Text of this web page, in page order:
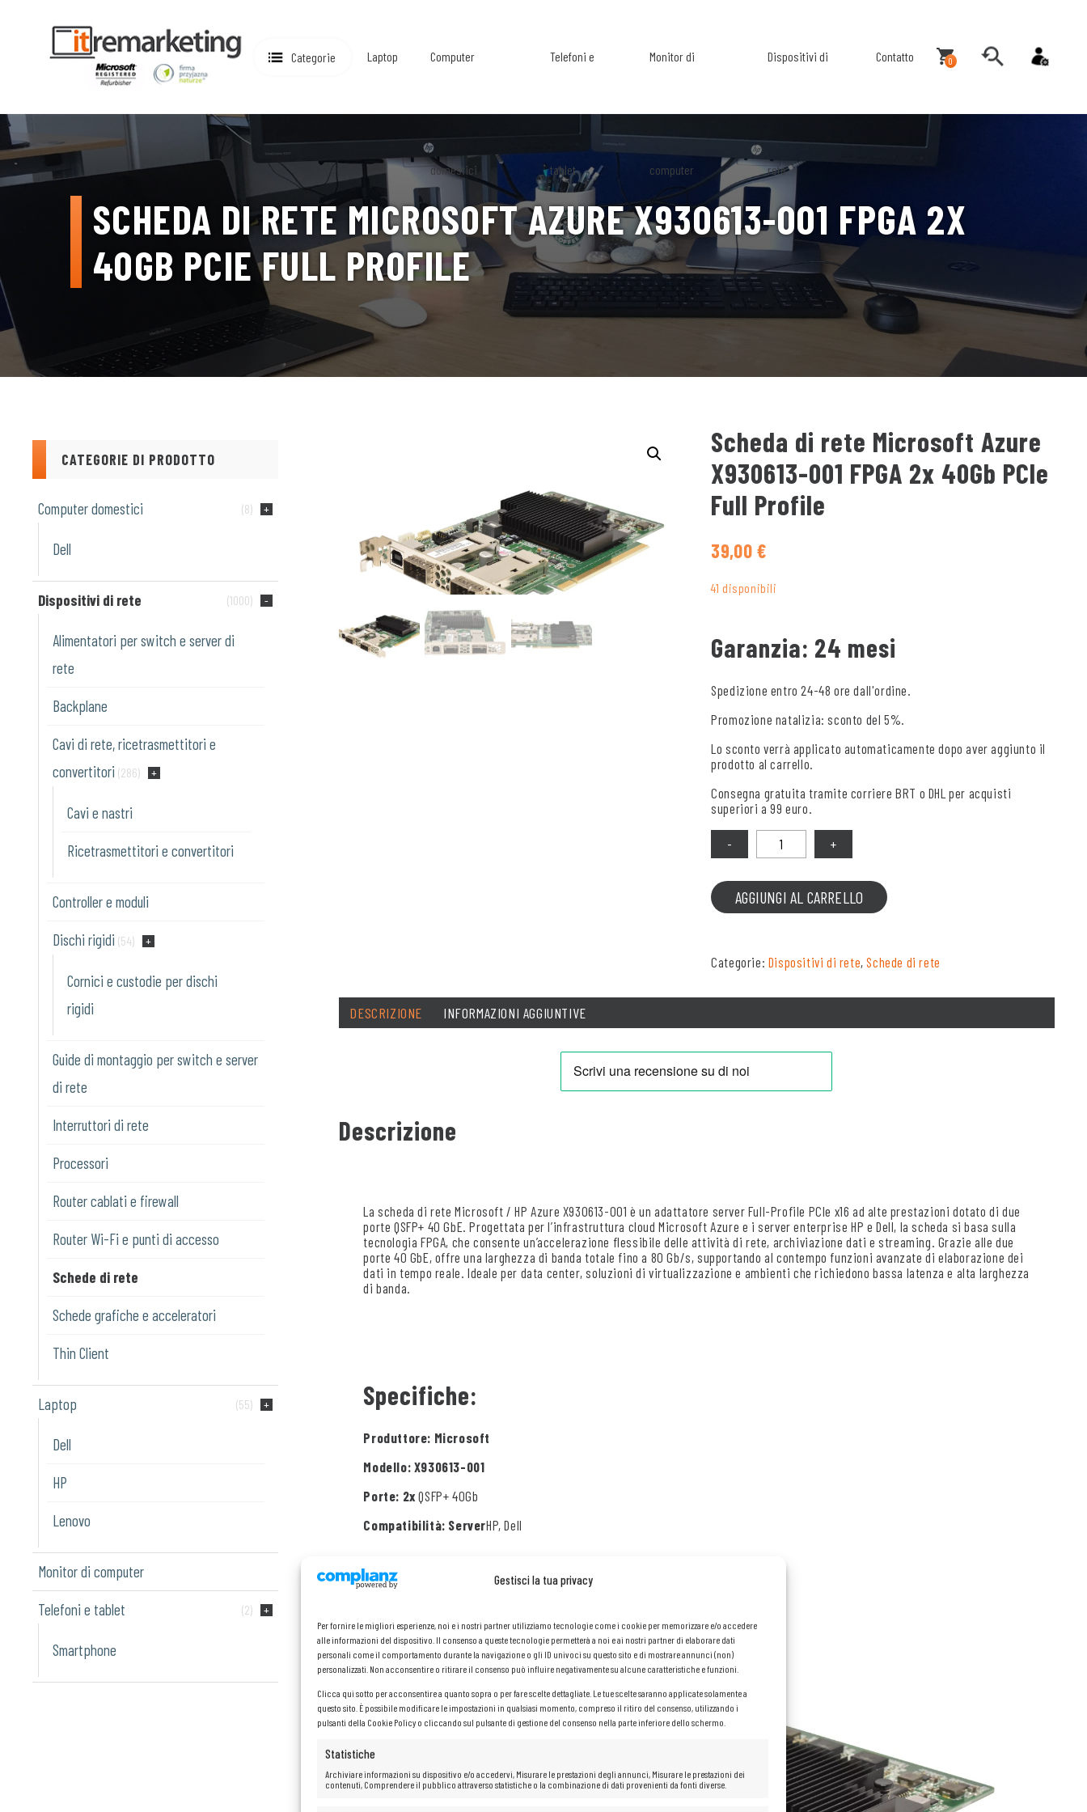
Gestisci la tua privacy
Per fornire le migliori esperienze, noi e i nostri partner utilizziamo tecnologie come i cookie per memorizzare e/o accedere
alle informazioni del dispositivo. Il consenso a queste tecnologie permetterà a noi e ai nostri partner di elaborare dati
personali come il comportamento durante la navigazione o gli ID univoci su questo sito e di mostrare annunci (non)
personalizzati. Non acconsentire o ritirare il consenso può influire negativamente su alcune caratteristiche e funzioni.
Clicca qui sotto per acconsentire a quanto sopra o per fare scelte dettagliate. Le tue scelte saranno applicate solamente a
questo sito. È possibile modificare le impostazioni in qualsiasi momento, compreso il ritiro del consenso, utilizzando i
pulsanti della Cookie Policy o cliccando sul pulsante di gestione del consenso nella parte inferiore dello schermo.
Statistiche
Archiviare informazioni su dispositivo e/o accedervi, Misurare le prestazioni degli annunci, Misurare le prestazioni dei
contenuti, Comprendere il pubblico attraverso statistiche o la combinazione di dati provenienti da fonti diverse.
Categorie Laptop Computer
domestici
Telefoni e
tablet
Monitor di
computer
Dispositivi di
rete
Contatto 0
SCHEDA DI RETE MICROSOFT AZURE X930613-001 FPGA 2X
40GB PCIE FULL PROFILE
CATEGORIE DI PRODOTTO
Computer domestici (8)
Dell
Dispositivi di rete (1000)
Alimentatori per switch e server di
rete
Backplane
Cavi di rete, ricetrasmettitori e
convertitori (286)
Cavi e nastri
Ricetrasmettitori e convertitori
Controller e moduli
Dischi rigidi (54)
Cornici e custodie per dischi
rigidi
Guide di montaggio per switch e server
di rete
Interruttori di rete
Processori
Router cablati e firewall
Router Wi-Fi e punti di accesso
Schede di rete
Schede grafiche e acceleratori
Thin Client
Laptop (55)
Dell
HP
Lenovo
Monitor di computer
Telefoni e tablet (2)
Smartphone
Scheda di rete Microsoft Azure
X930613-001 FPGA 2x 40Gb PCIe
Full Profile
39,00 €
41 disponibili
Garanzia: 24 mesi
Spedizione entro 24-48 ore dall'ordine.
Promozione natalizia: sconto del 5%.
Lo sconto verrà applicato automaticamente dopo aver aggiunto il
prodotto al carrello.
Consegna gratuita tramite corriere BRT o DHL per acquisti
superiori a 99 euro.
AGGIUNGI AL CARRELLO
Categorie: Dispositivi di rete,Schede di rete
DESCRIZIONE INFORMAZIONI AGGIUNTIVE
Descrizione
La scheda di rete Microsoft / HP Azure X930613-001 è un adattatore server Full-Profile PCIe x16 ad alte prestazioni dotato di due
porte QSFP+ 40 GbE. Progettata per l’infrastruttura cloud Microsoft Azure e i server enterprise HP e Dell, la scheda si basa sulla
tecnologia FPGA, che consente un’accelerazione flessibile delle attività di rete, archiviazione dati e streaming. Grazie alle due
porte 40 GbE, offre una larghezza di banda totale fino a 80 Gb/s, supportando al contempo funzioni avanzate di elaborazione dei
dati in tempo reale. Ideale per data center, soluzioni di virtualizzazione e ambienti che richiedono bassa latenza e alta larghezza
di banda.
Specifiche:
Produttore: Microsoft
Modello: X930613-001
Porte: 2xQSFP+ 40Gb
Compatibilità: ServerHP, Dell